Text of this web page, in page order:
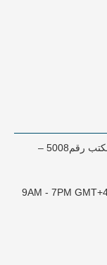
بناية فندق ايبيس – مدخل المكاتب – مكتب رقم5008 –
(9AM - 7PM